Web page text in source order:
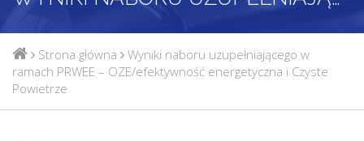
Strona główna
Wyniki naboru uzupełniającego w
ramach PRWEE – OZE/efektywność energetyczna i Czyste
Powietrze